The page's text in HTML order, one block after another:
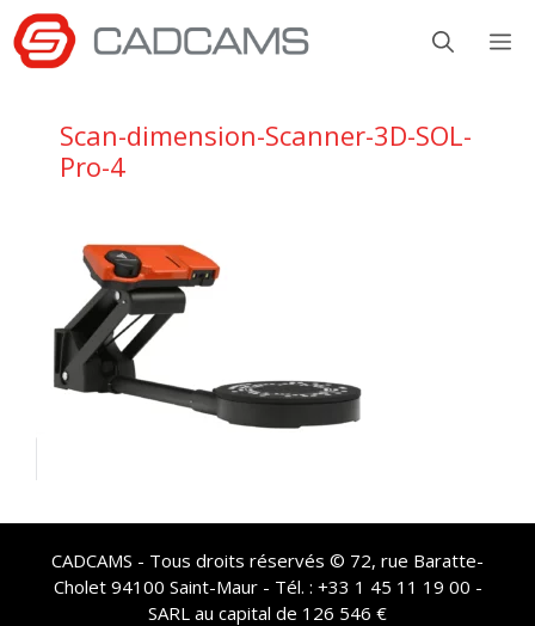
Aller
au
contenu
Scan-dimension-Scanner-3D-SOL-
Pro-4
CADCAMS - Tous droits réservés © 72, rue Baratte-
Cholet 94100 Saint-Maur - Tél. : +33 1 45 11 19 00 -
SARL au capital de 126 546 €